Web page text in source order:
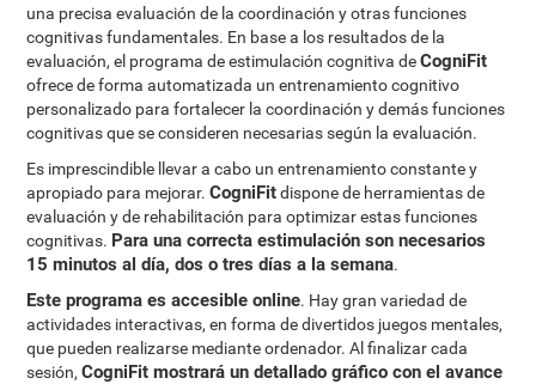
una precisa evaluación de la coordinación y otras funciones
cognitivas fundamentales. En base a los resultados de la
evaluación, el programa de estimulación cognitiva deCogniFit
ofrece de forma automatizada un entrenamiento cognitivo
personalizado para fortalecer la coordinación y demás funciones
cognitivas que se consideren necesarias según la evaluación.
Es imprescindible llevar a cabo un entrenamiento constante y
apropiado para mejorar.CogniFitdispone de herramientas de
evaluación y de rehabilitación para optimizar estas funciones
cognitivas. Para una correcta estimulación son necesarios
15 minutos al día, dos o tres días a la semana.
Este programa es accesible online. Hay gran variedad de
actividades interactivas, en forma de divertidos juegos mentales,
que pueden realizarse mediante ordenador. Al finalizar cada
sesión,CogniFit mostrará un detallado gráfico con el avance